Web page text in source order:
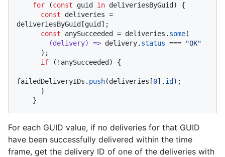
for (const guid in deliveriesByGuid) {
const deliveries =
deliveriesByGuid[guid];
const anySucceeded = deliveries. some(
(delivery) => delivery. status ===
"OK"
if (!anySucceeded) {
failedDeliveryIDs. push(deliveries[0]. id );
    }
For each GUID value, if no deliveries for that GUID
have been successfully delivered within the time
frame, get the delivery ID of one of the deliveries with